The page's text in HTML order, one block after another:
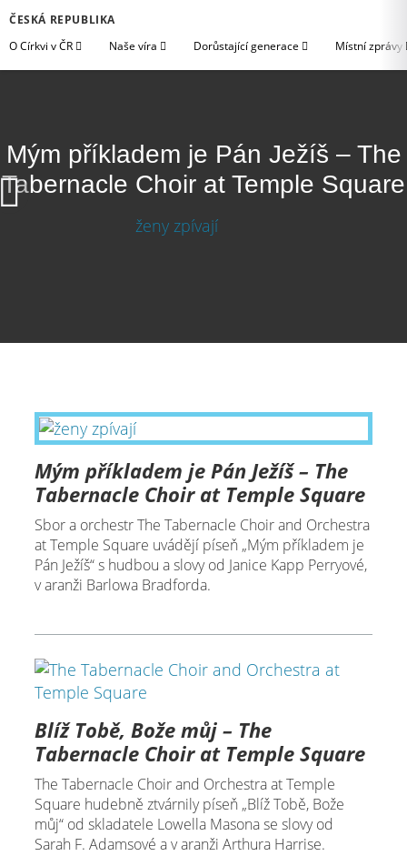
ČESKÁ REPUBLIKA
O Církvi v ČR
Naše víra Dorůstající generace Místní zprávy
Mým příkladem je Pán Ježíš – The
Tabernacle Choir at Temple Square
Mým příkladem je Pán Ježíš – The
Tabernacle Choir at Temple Square
Sbor a orchestr The Tabernacle Choir and Orchestra
at Temple Square uvádějí píseň „Mým příkladem je
Pán Ježíš“ s hudbou a slovy od Janice Kapp Perryové,
v aranži Barlowa Bradforda.
Blíž Tobě, Bože můj – The
Tabernacle Choir at Temple Square
The Tabernacle Choir and Orchestra at Temple
Square hudebně ztvárnily píseň „Blíž Tobě, Bože
můj“ od skladatele Lowella Masona se slovy od
Sarah F. Adamsové a v aranži Arthura Harrise.